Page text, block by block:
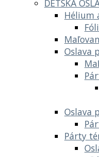
DETSKÁ
Hélium
Oslava
Oslava
Párty